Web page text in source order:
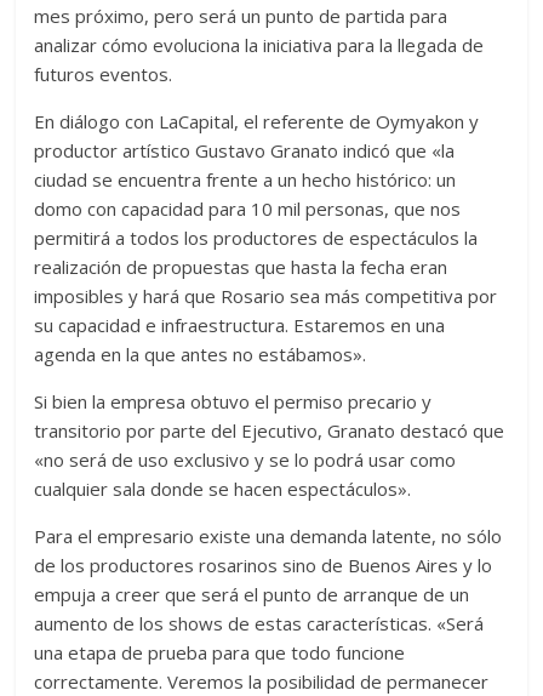
mes próximo, pero será un punto de partida para
analizar cómo evoluciona la iniciativa para la llegada de
futuros eventos.
En diálogo con LaCapital, el referente de Oymyakon y
productor artístico Gustavo Granato indicó que «la
ciudad se encuentra frente a un hecho histórico: un
domo con capacidad para 10 mil personas, que nos
permitirá a todos los productores de espectáculos la
realización de propuestas que hasta la fecha eran
imposibles y hará que Rosario sea más competitiva por
su capacidad e infraestructura. Estaremos en una
agenda en la que antes no estábamos».
Si bien la empresa obtuvo el permiso precario y
transitorio por parte del Ejecutivo, Granato destacó que
«no será de uso exclusivo y se lo podrá usar como
cualquier sala donde se hacen espectáculos».
Para el empresario existe una demanda latente, no sólo
de los productores rosarinos sino de Buenos Aires y lo
empuja a creer que será el punto de arranque de un
aumento de los shows de estas características. «Será
una etapa de prueba para que todo funcione
correctamente. Veremos la posibilidad de permanecer